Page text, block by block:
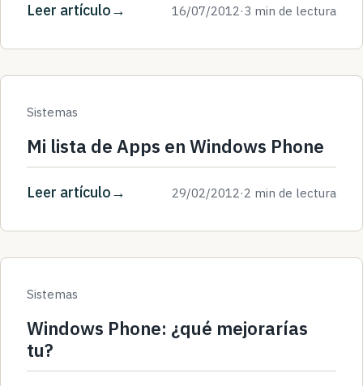
Leer artículo 16/07/2012 ·3 min de lectura
Sistemas
Mi lista de Apps en Windows Phone
Leer artículo 29/02/2012 ·2 min de lectura
Sistemas
Windows Phone: ¿qué mejorarías
tu?